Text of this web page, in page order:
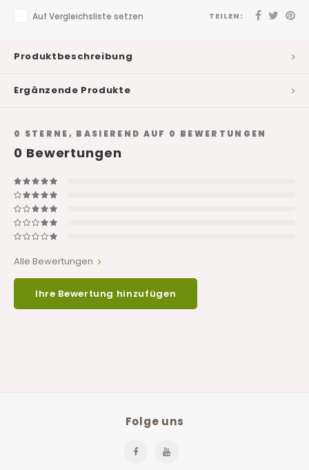
Auf Vergleichsliste setzen TEILEN:
Produktbeschreibung
Ergänzende Produkte
0 STERNE, BASIEREND AUF 0 BEWERTUNGEN
0 Bewertungen
Alle Bewertungen
Ihre Bewertung hinzufügen
Folge uns